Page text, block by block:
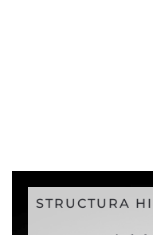
STRUCTURA